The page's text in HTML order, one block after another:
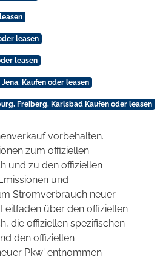
leasen
leasen
Kaufen oder leasen
Freiberg, Karlsbad Kaufen oder leasen
vorbehalten.
zum offiziellen
und zu den offiziellen
und
Stromverbrauch neuer
über den offiziellen
die offiziellen spezifischen
den offiziellen
Pkw' entnommen